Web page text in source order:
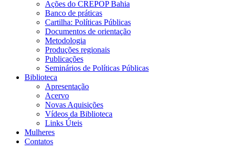
Ações do CREPOP Bahia
Banco de práticas
Cartilha: Políticas Públicas
Documentos de orientação
Metodologia
Produções regionais
Publicações
Seminários de Políticas Públicas
Biblioteca
Apresentação
Acervo
Novas Aquisições
Vídeos da Biblioteca
Links Úteis
Mulheres
Contatos